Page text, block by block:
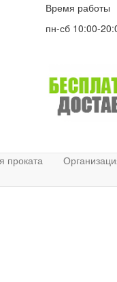
Время работы
пн-сб 10:00-
проката